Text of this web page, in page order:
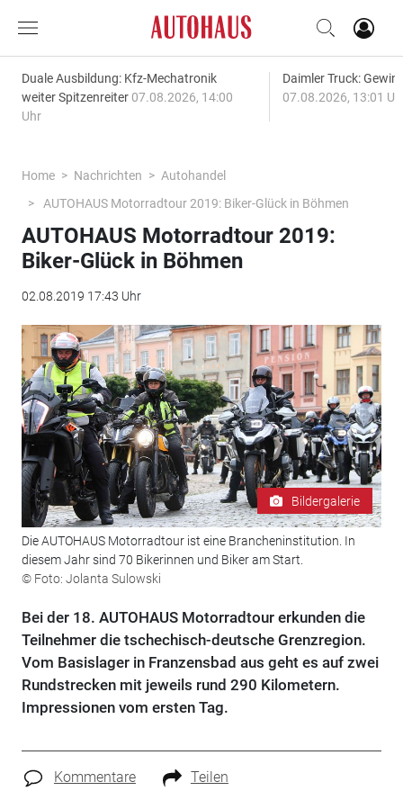
Duale Ausbildung: Kfz-Mechatronik
weiter Spitzenreiter 07.08.2026, 14:00
Uhr
Daimler Truck:
07.08.2026, 13:01
Home Nachrichten
Autohandel
AUTOHAUS Motorradtour 2019: Biker-Glück in Böhmen
AUTOHAUS Motorradtour 2019:
Biker-Glück in Böhmen
02.08.2019 17:43 Uhr
Bildergalerie
Die AUTOHAUS Motorradtour ist eine Brancheninstitution. In
diesem Jahr sind 70 Bikerinnen und Biker am Start.
© Foto: Jolanta Sulowski
Bei der 18. AUTOHAUS Motorradtour erkunden die
Teilnehmer die tschechisch-deutsche Grenzregion.
Vom Basislager in Franzensbad aus geht es auf zwei
Rundstrecken mit jeweils rund 290 Kilometern.
Impressionen vom ersten Tag.
Kommentare Teilen